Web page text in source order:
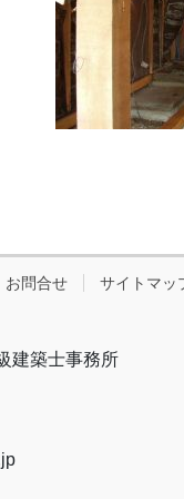
お問合せ サイトマッ
建築士事務所